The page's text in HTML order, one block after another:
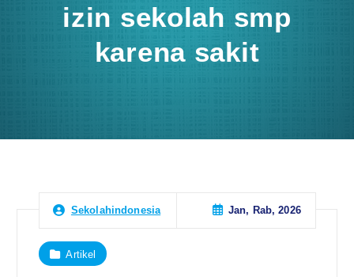
izin sekolah smp
karena sakit
Sekolahindonesia Jan, Rab, 2026
Artikel